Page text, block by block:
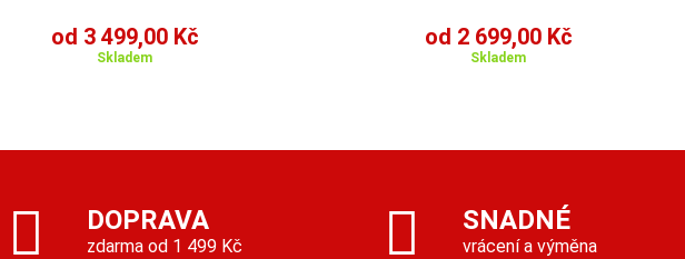
od 3 499,00 Kč
Skladem
od 2 699,00 Kč
Skladem
DOPRAVA
zdarma od 1 499 Kč
SNADNÉ
vrácení a výměna